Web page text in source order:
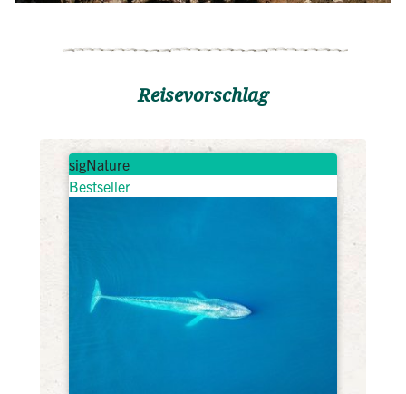
Reisevorschlag
sigNature
Bestseller